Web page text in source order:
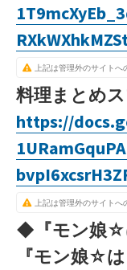
上記は管理外のサイトへ
料理まとめ
https://
上記は管理外のサイトへ
◆『モン娘☆
『モン娘☆